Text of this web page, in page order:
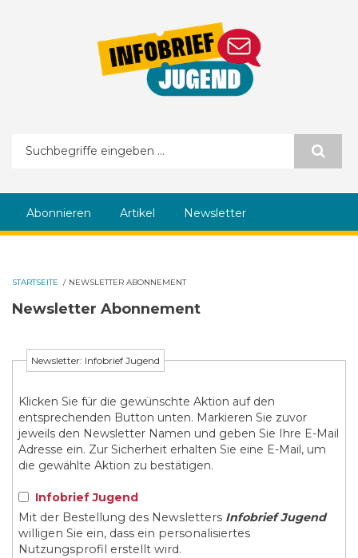
Suchformular
Abonnieren Artikel Newsletter
STARTSEITE / NEWSLETTER ABONNEMENT
Newsletter Abonnement
Newsletter: Infobrief Jugend
Klicken Sie für die gewünschte Aktion auf den
entsprechenden Button unten. Markieren Sie zuvor
jeweils den Newsletter Namen und geben Sie Ihre E-Mail
Adresse ein. Zur Sicherheit erhalten Sie eine E-Mail, um
die gewählte Aktion zu bestätigen.
Infobrief Jugend
Mit der Bestellung des Newsletters Infobrief Jugend
willigen Sie ein, dass ein personalisiertes
Nutzungsprofil erstellt wird.